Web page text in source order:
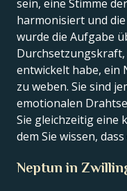
sein, eine Stimme
harmonisiert und die
wurde die Aufgabe
Durchsetzungskraft,
entwickelt habe, ein
zu weben. Sie sind
emotionalen
Sie gleichzeitig eine
dem Sie wissen,
Neptun in